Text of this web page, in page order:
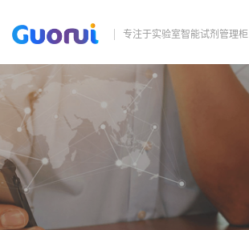
专注于实验室智能试剂管理柜